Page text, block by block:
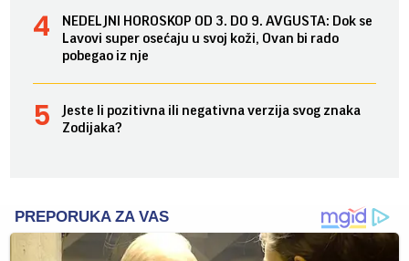
NEDELJNI HOROSKOP OD 3. DO 9. AVGUSTA: Dok se
Lavovi super osećaju u svoj koži, Ovan bi rado
pobegao iz nje
Jeste li pozitivna ili negativna verzija svog znaka
Zodijaka?